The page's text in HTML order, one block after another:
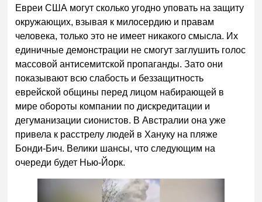
Евреи США могут сколько угодно уповать на защиту
окружающих, взывая к милосердию и правам
человека, только это не имеет никакого смысла. Их
единичные демонстрации не смогут заглушить голос
массовой антисемитской пропаганды. Зато они
показывают всю слабость и беззащитность
еврейской общины перед лицом набирающей в
мире обороты компании по дискредитации и
дегуманизации сионистов. В Австралии она уже
привела к расстрелу людей в Хануку на пляже
Бонди-Бич. Велики шансы, что следующим на
очереди будет Нью-Йорк.